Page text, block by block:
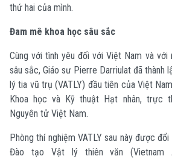
thứ hai của mình.
Đam mê khoa học sâu sắc
Cùng với tình yêu đối với Việt Nam và với
sâu sắc, Giáo sư Pierre Darriulat đã thành
lý tia vũ trụ (VATLY) đầu tiên của Việt
Khoa học và Kỹ thuật Hạt nhân, trực
Nguyên tử Việt Nam.
Phòng thí nghiệm VATLY sau này được
Đào tạo Vật lý thiên văn (Vietnam